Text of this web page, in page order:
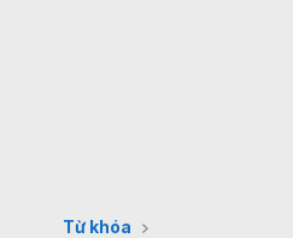
Từ khóa